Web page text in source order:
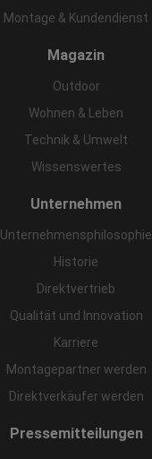
Montage & Kundendienst
Magazin
Outdoor
Wohnen & Leben
Technik & Umwelt
Wissenswertes
Unternehmen
Unternehmensphilosophie
Historie
Direktvertrieb
Qualität und Innovation
Karriere
Montagepartner werden
Direktverkäufer werden
Pressemitteilungen